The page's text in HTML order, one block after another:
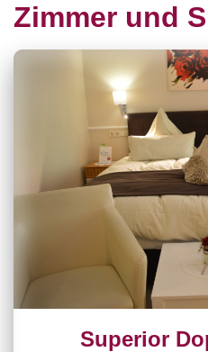
Zimmer und
Superior